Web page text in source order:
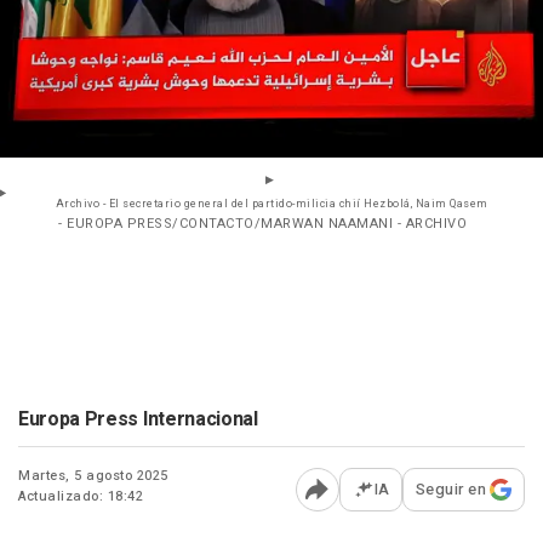
Archivo - El secretario general del partido-milicia chií Hezbolá, Naim Qasem
- EUROPA PRESS/CONTACTO/MARWAN NAAMANI - ARCHIVO
Europa Press Internacional
Martes, 5 agosto 2025
Actualizado: 18:42
Abrir opciones para
IA Seguir en